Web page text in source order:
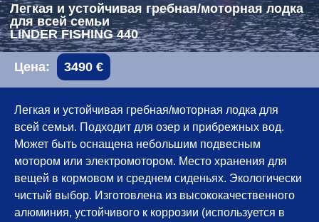
Легкая и устойчивая гребная/моторная лодка
для всей семьи
LINDER FISHING 440
Цена: 3490 €
Легкая и устойчивая гребная/моторная лодка для
всей семьи. Подходит для озер и прибрежных вод.
Может быть оснащена небольшим подвесным
мотором или электромотором. Место хранения для
вещей в кормовом и среднем сиденьях. Экологически
чистый выбор. Изготовлена из высококачественного
алюминия, устойчивого к коррозии (используется в